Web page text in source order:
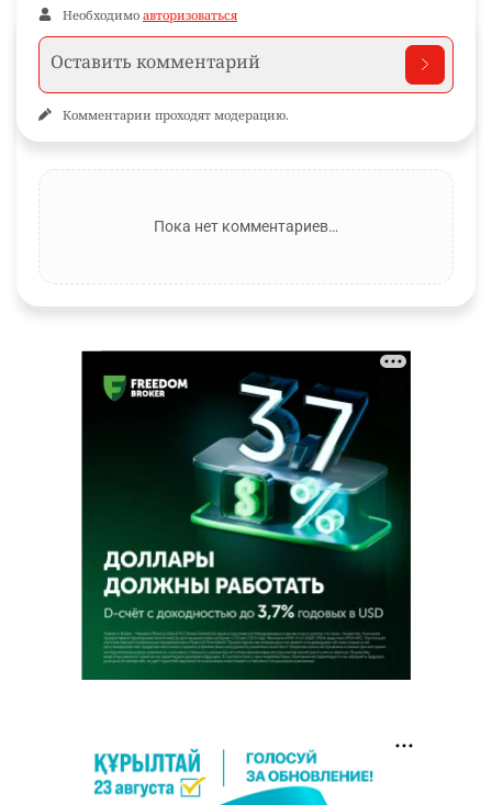
Необходимо авторизоваться
Комментарии проходят модерацию.
Пока нет комментариев…